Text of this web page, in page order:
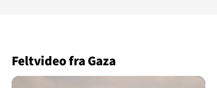
Om os
Feltvideo fra Gaza